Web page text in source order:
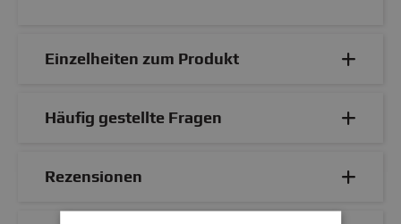
Einzelheiten zum Produkt
Häufig gestellte Fragen
Rezensionen